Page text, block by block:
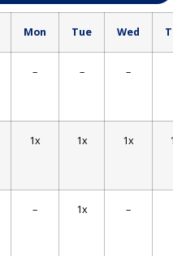
Mon Tue Wed
– – –
1x 1x 1x
– 1x –